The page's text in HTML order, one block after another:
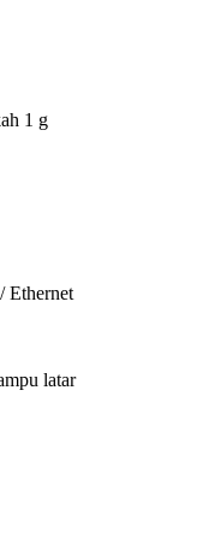
1 g
Ethernet
latar